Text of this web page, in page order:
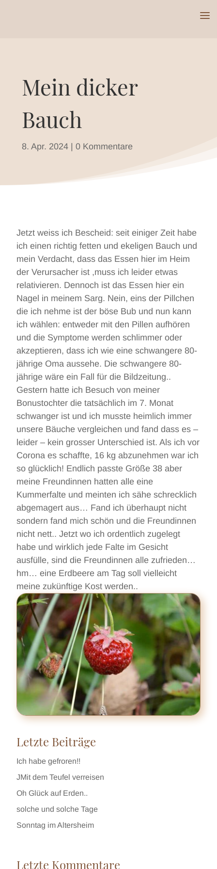
Mein dicker
Bauch
8. Apr. 2024| 0 Kommentare
Jetzt weiss ich Bescheid: seit einiger Zeit habe
ich einen richtig fetten und ekeligen Bauch und
mein Verdacht, dass das Essen hier im Heim
der Verursacher ist ,muss ich leider etwas
relativieren. Dennoch ist das Essen hier ein
Nagel in meinem Sarg. Nein, eins der Pillchen
die ich nehme ist der böse Bub und nun kann
ich wählen: entweder mit den Pillen aufhören
und die Symptome werden schlimmer oder
akzeptieren, dass ich wie eine schwangere 80-
jährige Oma aussehe. Die schwangere 80-
jährige wäre ein Fall für die Bildzeitung..
Gestern hatte ich Besuch von meiner
Bonustochter die tatsächlich im 7. Monat
schwanger ist und ich musste heimlich immer
unsere Bäuche vergleichen und fand dass es –
leider – kein grosser Unterschied ist. Als ich vor
Corona es schaffte, 16 kg abzunehmen war ich
so glücklich! Endlich passte Größe 38 aber
meine Freundinnen hatten alle eine
Kummerfalte und meinten ich sähe schrecklich
abgemagert aus… Fand ich überhaupt nicht
sondern fand mich schön und die Freundinnen
nicht nett.. Jetzt wo ich ordentlich zugelegt
habe und wirklich jede Falte im Gesicht
ausfülle, sind die Freundinnen alle zufrieden…
hm… eine Erdbeere am Tag soll vielleicht
meine zukünftige Kost werden..
Letzte Beiträge
Ich habe gefroren!!
JMit dem Teufel verreisen
Oh Glück auf Erden..
solche und solche Tage
Sonntag im Altersheim
Letzte Kommentare